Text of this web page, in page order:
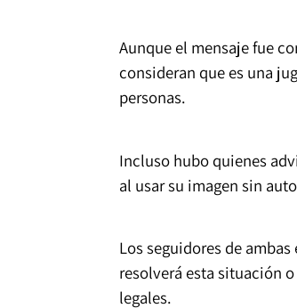
Aunque el mensaje fue
consideran que es una
personas.
Incluso hubo quienes
al usar su imagen sin
Los seguidores de
resolverá esta situación
legales.